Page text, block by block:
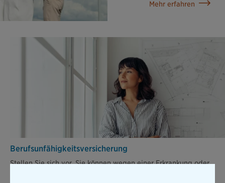
Mehr erfahren
Berufsunfähigkeits­versicherung
Stellen Sie sich vor, Sie können wegen einer Erkrankung oder